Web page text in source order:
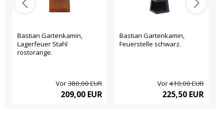
Bastian Gartenkamin,
Lagerfeuer Stahl
rostorange.
Vor380,00 EUR
209,00 EUR
Bastian Gartenkamin,
Feuerstelle schwarz.
Vor410,00 EUR
225,50 EUR